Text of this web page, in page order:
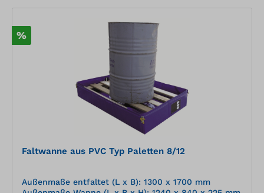
%
Faltwanne aus PVC Typ Paletten 8/12
Außenmaße entfaltet (L x B): 1300 x 1700 mm